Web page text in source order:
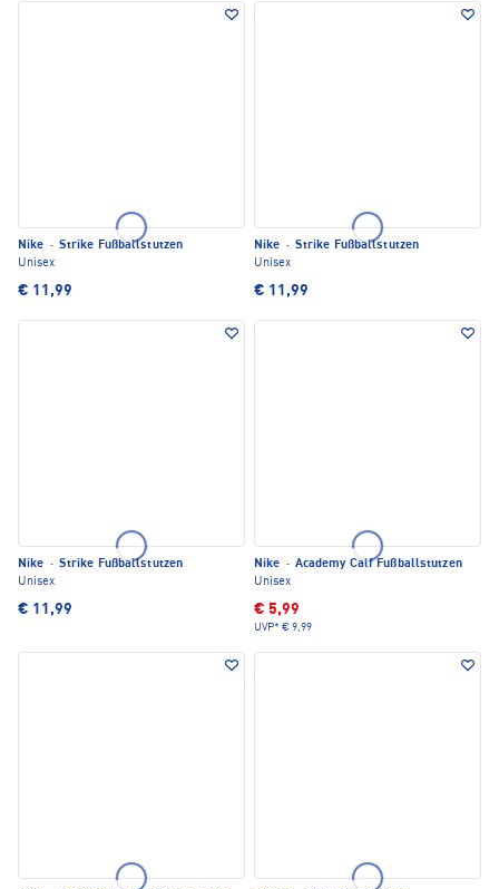
Nike · Strike Fußballstutzen
Unisex
€ 11,99
Nike · Strike Fußballstutzen
Unisex
€ 11,99
Nike · Strike Fußballstutzen
Unisex
€ 11,99
Nike · Academy Calf Fußballstutzen
Unisex
€ 5,99
UVP* € 9,99